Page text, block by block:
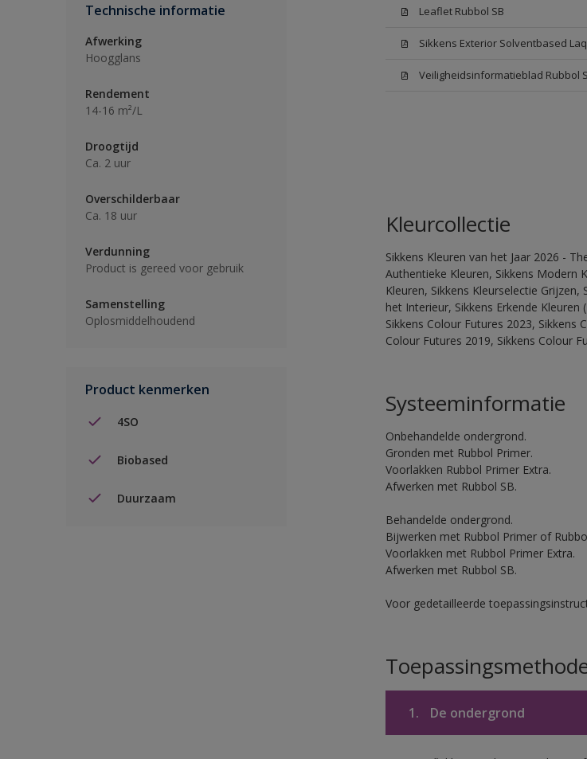
Technische informatie
Afwerking
Hoogglans
Rendement
14-16 m²/L
Droogtijd
Ca. 2 uur
Overschilderbaar
Ca. 18 uur
Verdunning
Product is gereed voor gebruik
Samenstelling
Oplosmiddelhoudend
Product kenmerken
4SO
Biobased
Duurzaam
Leaflet Rubbol SB
Sikkens Exterior Solventbased
Veiligheidsinformatieblad Rubbol
Kleurcollectie
Sikkens Kleuren van het Jaar 2026 -
Authentieke Kleuren, Sikkens Modern
Kleuren, Sikkens Kleurselectie
het Interieur, Sikkens Erkende Kleuren
Sikkens Colour Futures 2023, Sikkens
Colour Futures 2019, Sikkens Colour
Systeeminformatie
Onbehandelde ondergrond.
Gronden met Rubbol Primer.
Voorlakken Rubbol Primer Extra.
Afwerken met Rubbol SB.
Behandelde ondergrond.
Bijwerken met Rubbol Primer of
Voorlakken met Rubbol Primer Extra.
Afwerken met Rubbol SB.
Voor gedetailleerde
1. De ondergrond